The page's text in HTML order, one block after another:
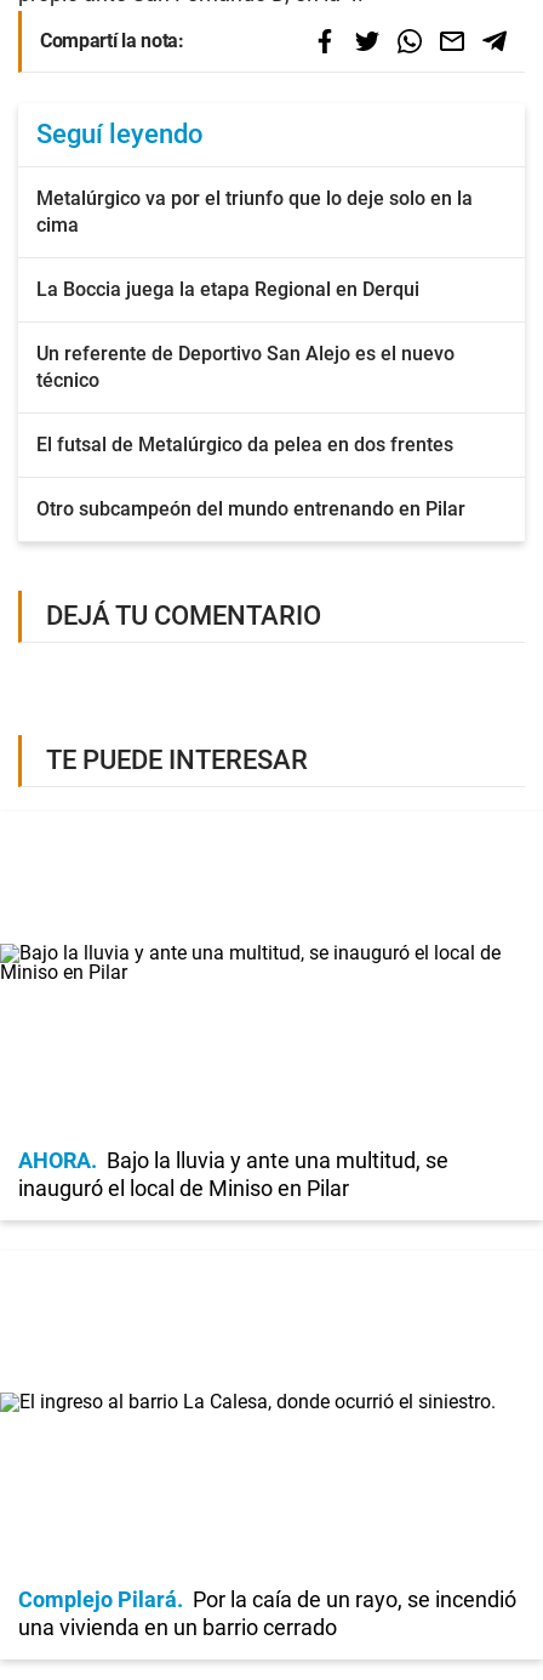
Compartí la nota:
Seguí leyendo
Metalúrgico va por el triunfo que lo deje solo en la
cima
La Boccia juega la etapa Regional en Derqui
Un referente de Deportivo San Alejo es el nuevo
técnico
El futsal de Metalúrgico da pelea en dos frentes
Otro subcampeón del mundo entrenando en Pilar
DEJÁ TU COMENTARIO
TE PUEDE INTERESAR
AHORA
Bajo la lluvia y ante una multitud, se
inauguró el local de Miniso en Pilar
Complejo Pilará
Por la caía de un rayo, se incendió
una vivienda en un barrio cerrado